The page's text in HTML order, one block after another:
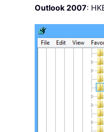
Outlook 2007: